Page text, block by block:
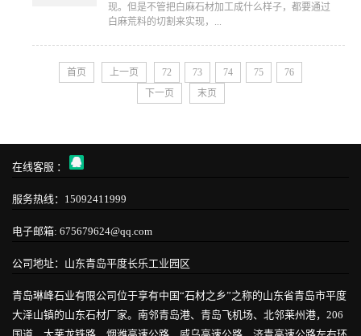
现。但是不管把白麻石材加工成什么样子，都要通过
白麻荒料的切割来实现，...
首页 上一页 72 73 74 75
76
下一页
末页
在线客服 ：
服务热线：15092411999
电子邮箱: 675679624@qq.com
公司地址：山东青岛平度长乐工业园区
青岛琳峰石业有限公司位于享有中国“石材之乡”之称的山东省青岛市平度
大泽山镇的山东石材厂家。南邻青岛港、青岛飞机场、北邻莱州港，206